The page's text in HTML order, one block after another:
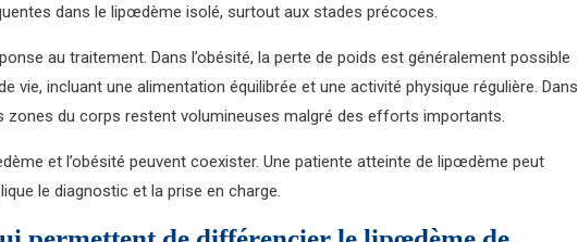
dans le lipœdème isolé, surtout aux stades précoces.
au traitement. Dans l’obésité, la perte de poids est généralement possible
vie, incluant une alimentation équilibrée et une activité physique régulière. Dans
zones du corps restent volumineuses malgré des efforts importants.
et l’obésité peuvent coexister. Une patiente atteinte de lipœdème peut
le diagnostic et la prise en charge.